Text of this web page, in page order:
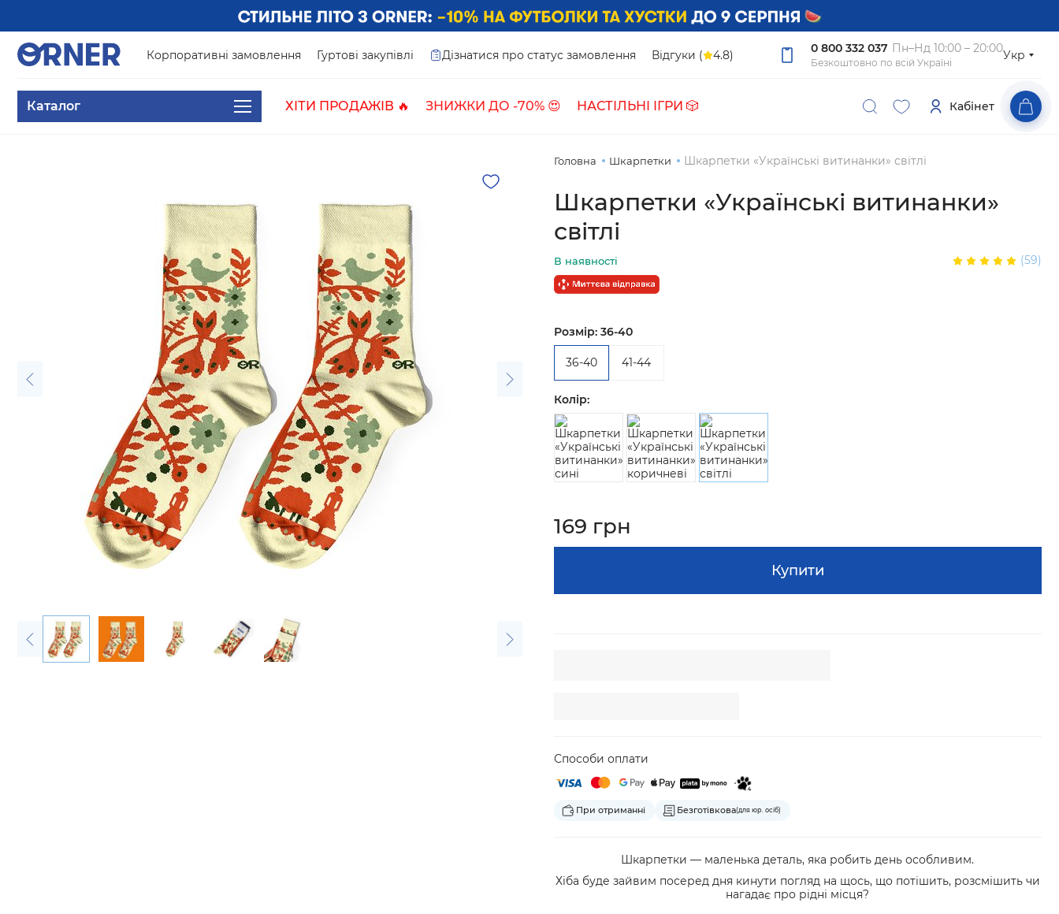
Корпоративні замовлення Гуртові закупівлі Дізнатися про статус замовлення Відгуки ( 4.8) 0 800 332 037 Пн–Нд 10:00 – 20:00
Безкоштовно по всій Україні
Укр
Каталог ХІТИ ПРОДАЖІВ 🔥 ЗНИЖКИ ДО -70% 😍 НАСТІЛЬНІ ІГРИ 🎲 Кабінет
Головна Шкарпетки Шкарпетки «Українські витинанки» світлі
Шкарпетки «Українські витинанки»
світлі
В наявності (59)
Розмір: 36-40
36-40 41-44
Колір:
169 грн
Купити
Способи оплати
При отриманні Безготівкова(для юр. осіб)
Шкарпетки — маленька деталь, яка робить день особливим.
Хіба буде зайвим посеред дня кинути погляд на щось, що потішить, розсмішить чи
нагадає про рідні місця?